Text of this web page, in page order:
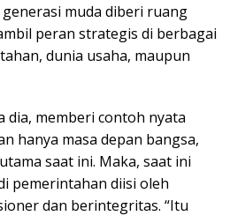
muda diberi ruang
peran strategis di berbagai
dunia usaha, maupun
dia, memberi contoh nyata
hanya masa depan bangsa,
saat ini. Maka, saat ini
pemerintahan diisi oleh
dan berintegritas. “Itu